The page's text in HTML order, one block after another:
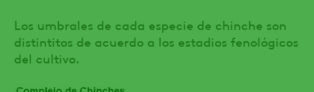
Los umbrales de cada especie de chinche son
distintitos de acuerdo a los estadios fenológicos
del cultivo.